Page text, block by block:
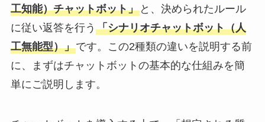
工知能）チャットボット」と、決められたルール
に従い返答を行う 「シナリオチャットボット（人
工無能型）」です。この2種類の違いを説明する前
に、まずはチャットボットの基本的な仕組みを簡
単にご説明します。